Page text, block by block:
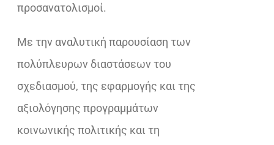
προσανατολισμοί.
Με την αναλυτική παρουσίαση των
πολύπλευρων διαστάσεων του
σχεδιασμού, της εφαρμογής και της
αξιολόγησης προγραμμάτων
κοινωνικής πολιτικής και τη